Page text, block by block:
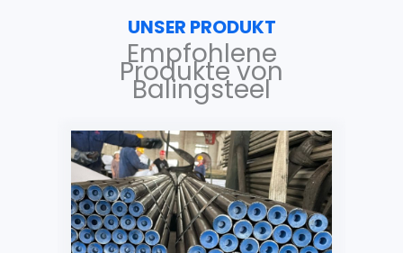
UNSER PRODUKT
Empfohlene
Produkte von
Balingsteel